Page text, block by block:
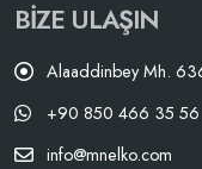
BIZE ULAŞIN
Alaaddinbey Mh.
+90 850 466 35 56
info@mnelko.com